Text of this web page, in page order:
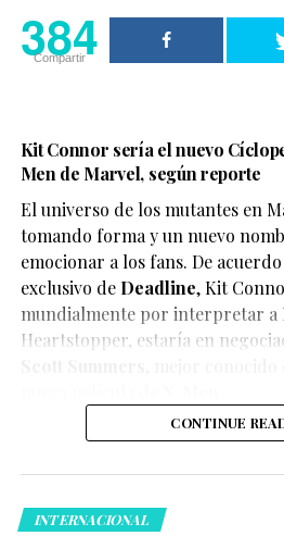
384
Compartir
Kit Connor sería el nuevo
Men de Marvel, según reporte
El universo de los mutantes en
tomando forma y un nuevo
emocionar a los fans. De
exclusivo de Deadline,Kit
mundialmente por interpretar a
Heartstopper, estaría en
CONTINUE
INTERNACIONAL